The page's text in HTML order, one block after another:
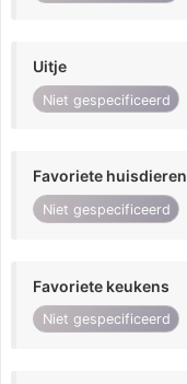
Uitje
Niet gespecificeerd
Favoriete huisdieren
Niet gespecificeerd
Favoriete keukens
Niet gespecificeerd